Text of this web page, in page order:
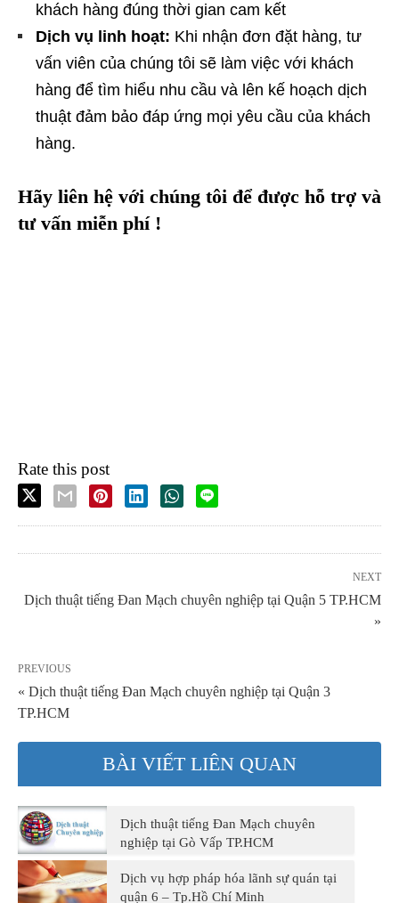
khách hàng đúng thời gian cam kết
Dịch vụ linh hoạt: Khi nhận đơn đặt hàng, tư
vấn viên của chúng tôi sẽ làm việc với khách
hàng để tìm hiểu nhu cầu và lên kế hoạch dịch
thuật đảm bảo đáp ứng mọi yêu cầu của khách
hàng.
Hãy liên hệ với chúng tôi để được hỗ trợ và
tư vấn miễn phí !
Rate this post
NEXT
Dịch thuật tiếng Đan Mạch chuyên nghiệp tại Quận 5 TP.HCM
»
PREVIOUS
« Dịch thuật tiếng Đan Mạch chuyên nghiệp tại Quận 3
TP.HCM
BÀI VIẾT LIÊN QUAN
Dịch thuật tiếng Đan Mạch chuyên
nghiệp tại Gò Vấp TP.HCM
Dịch vụ hợp pháp hóa lãnh sự quán tại
quận 6 – Tp.Hồ Chí Minh